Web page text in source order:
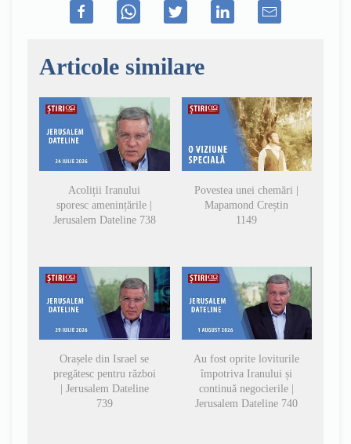
Articole similare
Acoliții Iranului
sporesc amenințările |
Jerusalem Dateline 738
Povestea unei chemări |
Mapamond Creștin
1149
Orașele din Israel se
pregătesc pentru război
| Jerusalem Dateline
739
Au fost oprite loviturile
împotriva Iranului și
continuă negocierile |
Jerusalem Dateline 740